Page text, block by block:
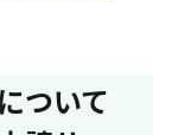
ついて